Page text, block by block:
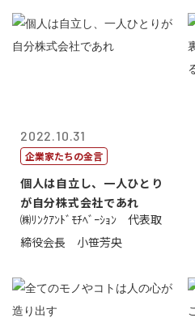
2022.10.31
企業家たちの金言
個人は自立し、一人ひとり
が自分株式会社であれ
㈱ﾘﾝｸｱﾝﾄﾞﾓﾁﾍﾞｰｼｮﾝ 代表取
締役会長 小笹芳央